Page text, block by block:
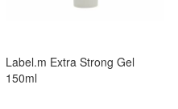
Label.m Extra Strong Gel
150ml